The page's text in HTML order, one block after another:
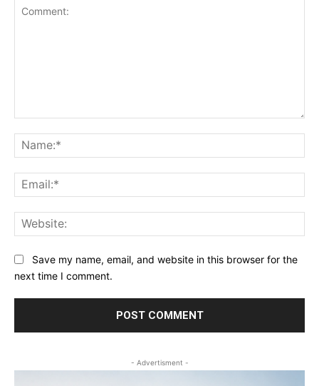
Save my name, email, and website in this browser for the
next time I comment.
- Advertisment -